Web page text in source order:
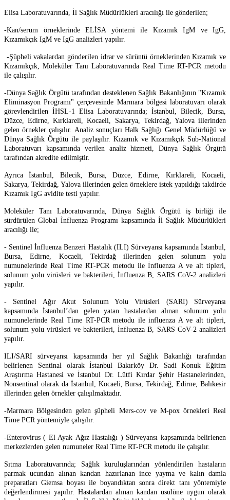
Elisa Laboratuvarında, İl Sağlık Müdürlükleri aracılığı ile gönderilen;
-Kan/serum örneklerinde ELİSA yöntemi ile Kızamık IgM ve IgG,
Kızamıkçık IgM ve IgG analizleri yapılır.
-Şüpheli vakalardan gönderilen idrar ve sürüntü örneklerinden Kızamık ve
Kızamıkçık, Moleküler Tanı Laboratuvarında Real Time RT-PCR metodu
ile çalışılır.
-Dünya Sağlık Örgütü tarafından desteklenen Sağlık Bakanlığının "Kızamık
Eliminasyon Programı" çerçevesinde Marmara bölgesi laboratuvarı olarak
görevlendirilen İHSL-1 Elisa Laboratuvarında; İstanbul, Bilecik, Bursa,
Düzce, Edirne, Kırklareli, Kocaeli, Sakarya, Tekirdağ, Yalova illerinden
gelen örnekler çalışılır. Analiz sonuçları Halk Sağlığı Genel Müdürlüğü ve
Dünya Sağlık Örgütü ile paylaşılır. Kızamık ve Kızamıkçık Sub-National
Laboratuvarı kapsamında verilen analiz hizmeti, Dünya Sağlık Örgütü
tarafından akredite edilmiştir.
Ayrıca İstanbul, Bilecik, Bursa, Düzce, Edirne, Kırklareli, Kocaeli,
Sakarya, Tekirdağ, Yalova illerinden gelen örneklere istek yapıldığı takdirde
Kızamık IgG avidite testi yapılır.
Moleküler Tanı Laboratuvarında, Dünya Sağlık Örgütü iş birliği ile
sürdürülen Global İnfluenza Programı kapsamında İl Sağlık Müdürlükleri
aracılığı ile;
- Sentinel İnfluenza Benzeri Hastalık (ILI) Sürveyansı kapsamında İstanbul,
Bursa, Edirne, Kocaeli, Tekirdağ illerinden gelen solunum yolu
numunelerinde Real Time RT-PCR metodu ile İnfluenza A ve alt tipleri,
solunum yolu virüsleri ve bakterileri, İnfluenza B, SARS CoV-2 analizleri
yapılır.
- Sentinel Ağır Akut Solunum Yolu Virüsleri (SARI) Sürveyansı
kapsamında İstanbul’dan gelen yatan hastalardan alınan solunum yolu
numunelerinde Real Time RT-PCR metodu ile influenza A ve alt tipleri,
solunum yolu virüsleri ve bakterileri, İnfluenza B, SARS CoV-2 analizleri
yapılır.
ILI/SARI sürveyansı kapsamında her yıl Sağlık Bakanlığı tarafından
belirlenen Sentinal olarak İstanbul Bakırköy Dr. Sadi Konuk Eğitim
Araştırma Hastanesi ve İstanbul Dr. Lütfi Kırdar Şehir Hastanelerinden,
Nonsentinal olarak da İstanbul, Kocaeli, Bursa, Tekirdağ, Edirne, Balıkesir
illerinden gelen örnekler çalışılmaktadır.
-Marmara Bölgesinden gelen şüpheli Mers-cov ve M-pox örnekleri Real
Time PCR yöntemiyle çalışılır.
-Enterovirus ( El Ayak Ağız Hastalığı ) Sürveyansı kapsamında belirlenen
merkezlerden gelen numuneler Real Time RT-PCR metodu ile çalışılır.
Sıtma Laboratuvarında; Sağlık kuruluşlarından yönlendirilen hastaların
parmak ucundan alınan kandan hazırlanan ince yayma ve kalın damla
preparatları Giemsa boyası ile boyandıktan sonra direkt tanı yöntemiyle
değerlendirmesi yapılır. Hastalardan alınan kandan usulüne uygun olarak